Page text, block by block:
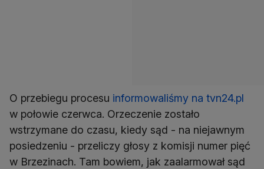
O przebiegu procesu informowaliśmy na tvn24.pl
w połowie czerwca. Orzeczenie zostało
wstrzymane do czasu, kiedy sąd - na niejawnym
posiedzeniu - przeliczy głosy z komisji numer pięć
w Brzezinach. Tam bowiem, jak zaalarmował sąd